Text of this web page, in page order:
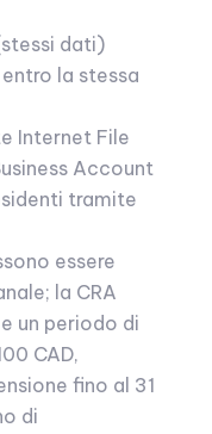
dati)
la stessa
Internet File
Account
tramite
essere
la CRA
un periodo di
CAD,
fino al 31
di